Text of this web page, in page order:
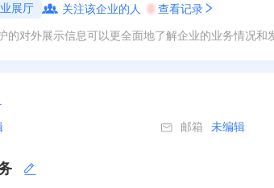
展厅 关注该企业的人 0 查看记录
的对外展示信息可以更全面地了解企业的业务情况
邮箱 未编辑